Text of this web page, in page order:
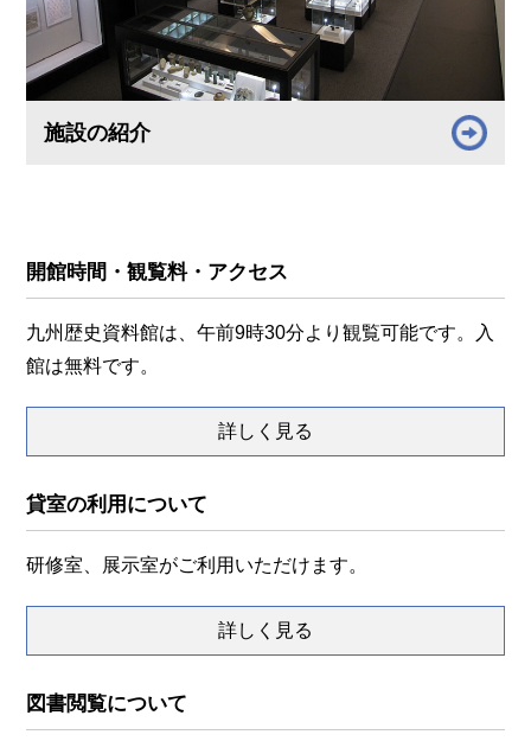
施設の紹介
開館時間・観覧料・アクセス
九州歴史資料館は、午前9時30分より観覧可能です。入
館は無料です。
詳しく見る
貸室の利用について
研修室、展示室がご利用いただけます。
詳しく見る
図書閲覧について